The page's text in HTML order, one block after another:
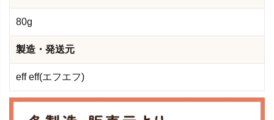
80g
製造・発送元
eff eff(エフエフ)